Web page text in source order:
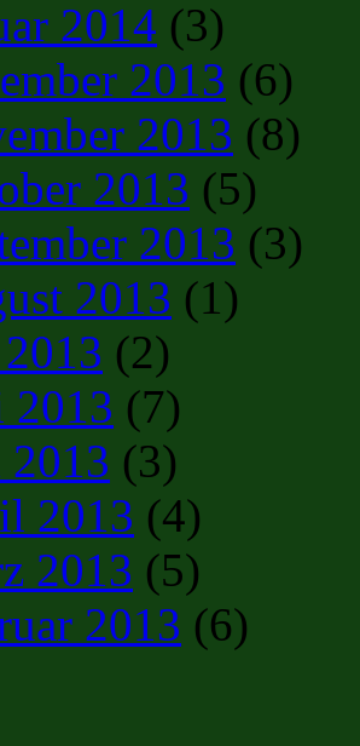
2014 (3)
2013 (6)
2013 (8)
2013 (5)
2013 (3)
2013 (1)
(2)
2013 (7)
(3)
2013 (4)
2013 (5)
2013 (6)